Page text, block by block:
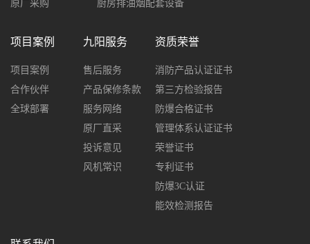
原厂采购
厨房排油烟配套设备
项目案例
项目案例
合作伙伴
全球部署
九阳服务
售后服务
产品保修条款
服务网络
原厂直采
投诉意见
风机常识
资质荣誉
消防产品认证证书
第三方检验报告
防爆合格证书
管理体系认证证书
荣誉证书
专利证书
防爆3C认证
能效检测报告